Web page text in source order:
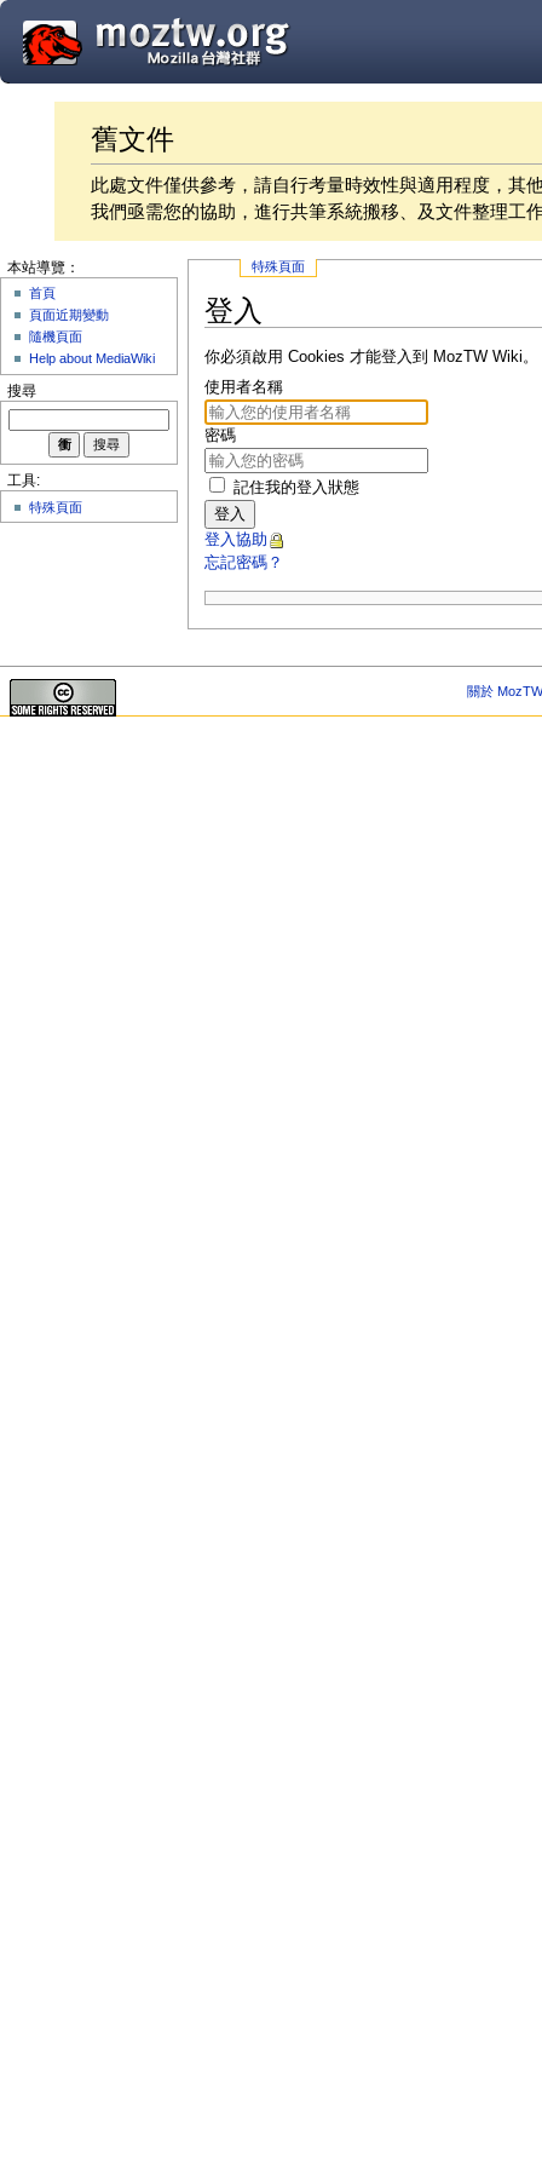
舊文件
此處文件僅供參考，請自行考量時效性與適用程度，其
我們亟需您的協助，進行共筆系統搬移、及文件整理工
特殊頁面
登入
你必須啟用 Cookies 才能登入到 MozTW Wiki。
使用者名稱
密碼
記住我的登入狀態
登入
登入協助
忘記密碼？
本站導覽：
首頁
頁面近期變動
隨機頁面
Help about MediaWiki
搜尋
工具:
特殊頁面
關於